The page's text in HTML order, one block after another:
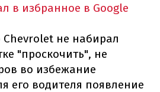
в избранное в Google
Chevrolet не набирал
"проскочить", не
во избежание
его водителя появление